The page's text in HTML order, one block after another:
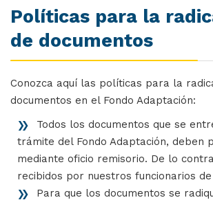
Políticas para la
de documentos
Conozca aquí las políticas para la
documentos en el Fondo Adaptación:
Todos los documentos que se
trámite del Fondo Adaptación, deben
mediante oficio remisorio. De lo
recibidos por nuestros funcionarios
Para que los documentos se